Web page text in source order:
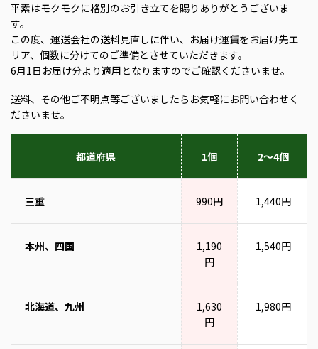
平素はモクモクに格別のお引き立てを賜りありがとうございま
す。
この度、運送会社の送料見直しに伴い、お届け運賃をお届け先エ
リア、個数に分けてのご準備とさせていただきます。
6月1日お届け分より適用となりますのでご確認くださいませ。
送料、その他ご不明点等ございましたらお気軽にお問い合わせく
ださいませ。
都道府県 1個 2～4個
三重 990円 1,440円
本州、四国
1,190
円
1,540円
北海道、九州
1,630
円
1,980円